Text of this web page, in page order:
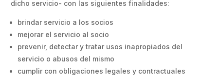
dicho servicio- con las siguientes finalidades:
brindar servicio a los socios
mejorar el servicio al socio
prevenir, detectar y tratar usos inapropiados del
servicio o abusos del mismo
cumplir con obligaciones legales y contractuales